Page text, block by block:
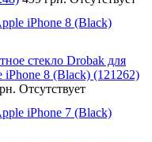
iPhone 8 (Black)
стекло Drobak для
iPhone 8 (Black) (121262)
Отсутствует
iPhone 7 (Black)